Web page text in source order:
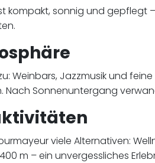
kompakt, sonnig und gepflegt
Weinbars, Jazzmusik und
Nach Sonnenuntergang
viele Alternativen:
m – ein unvergessliches